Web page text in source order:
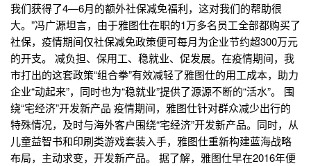
我们获得了4—6月的额外社保减免福利，这对我们的帮助很
大。”冯广源坦言，由于雅图仕在职的1万多名员工全部都购买了
社保，疫情期间仅社保减免政策便可每月为企业节约超300万元
的开支。 减负担、保用工、稳就业、促发展。在疫情期间，我
市打出的这套政策“组合拳”有效减轻了雅图仕的用工成本，助力
企业“动起来”，同时也为“稳就业”提供了源源不断的“活水”。 围
绕“宅经济”开发新产品 疫情期间，雅图仕针对群众减少出行的
特殊情况，及时与海外客户围绕“宅经济”开发新产品。同时，从
儿童益智书和印刷类游戏套装入手，雅图仕重新构建蓝海战略
布局，主动求变，开发新产品。 据了解，雅图仕早在2016年便